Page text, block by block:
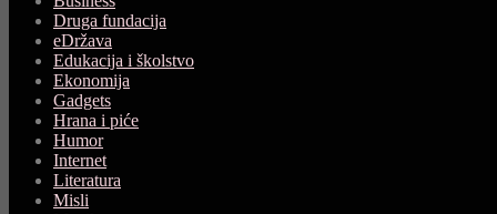
Druga fundacija
eDržava
Edukacija i školstvo
Ekonomija
Gadgets
Hrana i piće
Humor
Internet
Literatura
Misli